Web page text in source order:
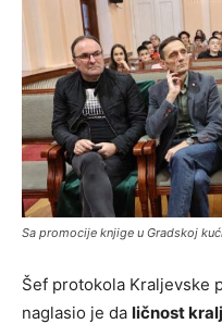
Sa promocije knjige u Gradskoj
Šef protokola Kraljevske
naglasio je da ličnost